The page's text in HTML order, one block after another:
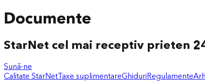
Documente
StarNet cel mai receptiv prieten
Sună-ne
Calitate StarNetTaxe suplimentareGhiduriRegulamente